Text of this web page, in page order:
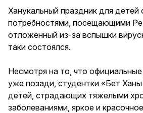
Ханукальный праздник для
потребностями, посещающими
отложенный из-за вспышки
таки состоялся.
Несмотря на то, что
уже позади, студентки «Бет
детей, страдающих тяжелыми
заболеваниями, яркое и